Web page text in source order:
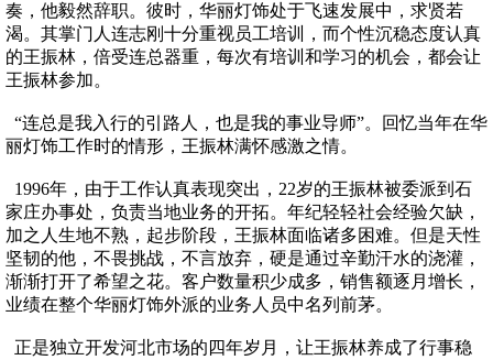
奏，他毅然辞职。彼时，华丽灯饰处于飞速发展中，求贤若
渴。其掌门人连志刚十分重视员工培训，而个性沉稳态度认真
的王振林，倍受连总器重，每次有培训和学习的机会，都会让
王振林参加。
“连总是我入行的引路人，也是我的事业导师”。回忆当年在华
丽灯饰工作时的情形，王振林满怀感激之情。
1996年，由于工作认真表现突出，22岁的王振林被委派到石
家庄办事处，负责当地业务的开拓。年纪轻轻社会经验欠缺，
加之人生地不熟，起步阶段，王振林面临诸多困难。但是天性
坚韧的他，不畏挑战，不言放弃，硬是通过辛勤汗水的浇灌，
渐渐打开了希望之花。客户数量积少成多，销售额逐月增长，
业绩在整个华丽灯饰外派的业务人员中名列前茅。
正是独立开发河北市场的四年岁月，让王振林养成了行事稳